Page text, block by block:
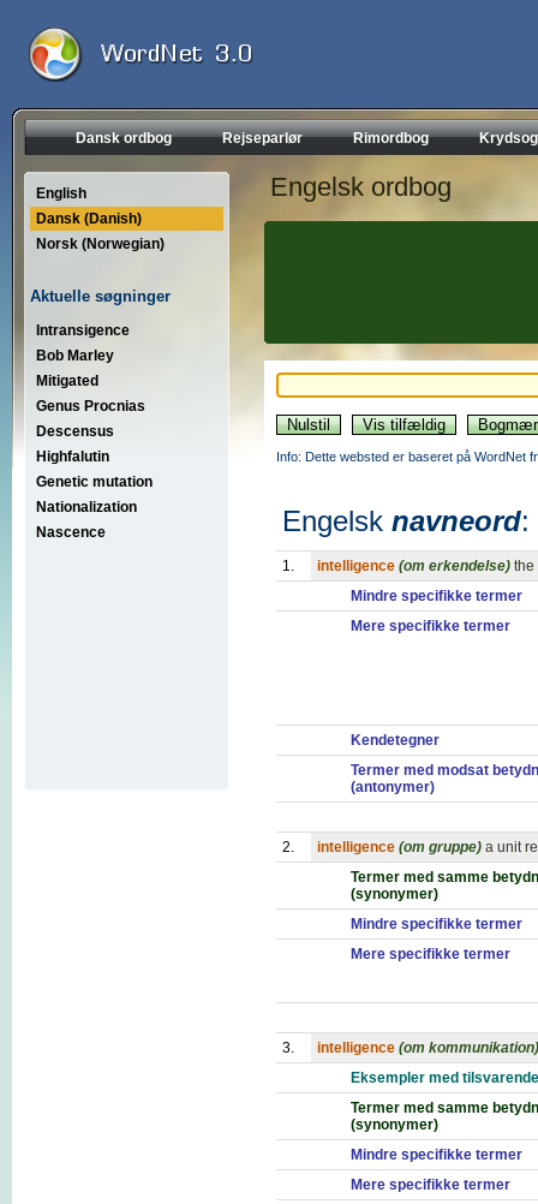
Dansk ordbog Rejseparlør Rimordbog
English
Dansk (Danish)
Norsk (Norwegian)
Aktuelle søgninger
Intransigence
Bob Marley
Mitigated
Genus Procnias
Descensus
Highfalutin
Genetic mutation
Nationalization
Nascence
Engelsk ordbog
Info: Dette websted er baseret på WordNet
Engelsk navneord:
1. intelligence (om erkendelse) the
Mindre specifikke termer
Mere specifikke termer
Kendetegner
Termer med modsat
(antonymer)
2. intelligence (om gruppe) a unit
Termer med samme
(synonymer)
Mindre specifikke termer
Mere specifikke termer
3. intelligence (om kommunikation)
Eksempler med
Termer med samme
(synonymer)
Mindre specifikke termer
Mere specifikke termer